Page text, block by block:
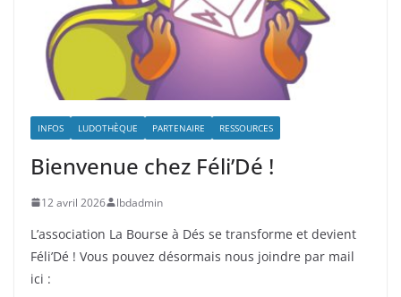
INFOS LUDOTHÈQUE PARTENAIRE RESSOURCES
Bienvenue chez Féli’Dé !
12 avril 2026 lbdadmin
L’association La Bourse à Dés se transforme et devient
Féli’Dé ! Vous pouvez désormais nous joindre par mail
ici :